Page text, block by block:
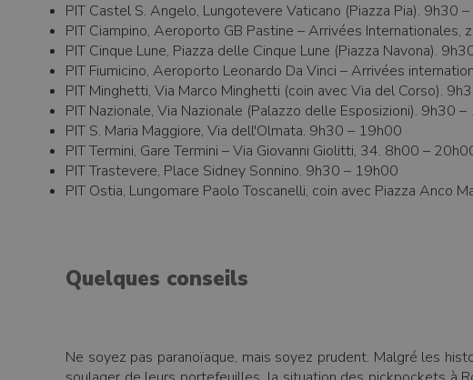
PIT Castel S. Angelo, Lungotevere Vaticano (Piazza Pia). 9h30
PIT Ciampino, Aeroporto GB Pastine – Arrivées
PIT Cinque Lune, Piazza delle Cinque Lune (Piazza Navona).
PIT Fiumicino, Aeroporto Leonardo Da Vinci – Arrivées
PIT Minghetti, Via Marco Minghetti (coin avec Via del Corso).
PIT Nazionale, Via Nazionale (Palazzo delle Esposizioni). 9h30
PIT S. Maria Maggiore, Via dell'Olmata. 9h30 – 19h00
PIT Termini, Gare Termini – Via Giovanni Giolitti, 34. 8h00 –
PIT Trastevere, Place Sidney Sonnino. 9h30 – 19h00
PIT Ostia, Lungomare Paolo Toscanelli, coin avec Piazza Anco
Quelques conseils
Ne soyez pas paranoïaque, mais soyez prudent. Malgré les